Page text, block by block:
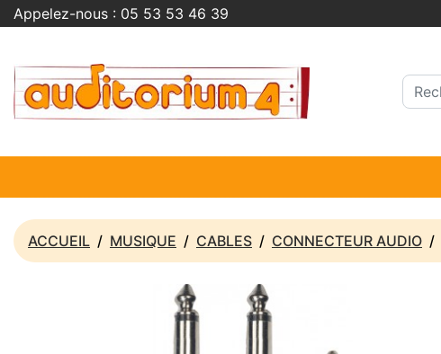
Appelez-nous : 05 53 53 46 39
ACCUEIL MUSIQUE CABLES CONNECTEUR AUDIO